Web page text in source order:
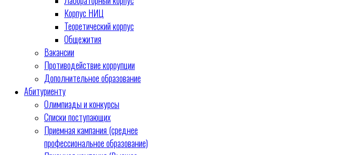
Корпус НИЦ
Теоретический корпус
Общежития
Вакансии
Противодействие коррупции
Дополнительное образование
Абитуриенту
Олимпиады и конкурсы
Списки поступающих
Приемная кампания (среднее
профессиональное образование)